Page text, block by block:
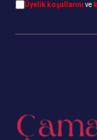
Üyelik koşullarınıve